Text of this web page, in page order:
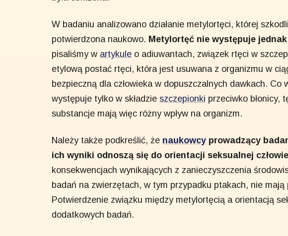
W badaniu analizowano działanie metylortęci, której
potwierdzona naukowo. Metylortęć nie występuje
pisaliśmy w artykule o adiuwantach, związek rtęci w
etylową postać rtęci, która jest usuwana z organizmu w
bezpieczną dla człowieka w dopuszczalnych dawkach. Co
występuje tylko w składzie szczepionki przeciwko błonicy,
substancje mają więc różny wpływ na organizm.
Należy także podkreślić, że naukowcy prowadzący
ich wyniki odnoszą się do orientacji seksualnej
konsekwencjach wynikających z zanieczyszczenia
badań na zwierzętach, w tym przypadku ptakach, nie mają
Potwierdzenie związku między metylortęcią a orientacją
dodatkowych badań.